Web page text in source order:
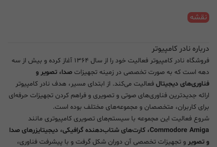
نقشه
درباره نادر کامپیوتر
فروشگاه نادر کامپیوتر فعالیت خود را از سال ۱۳۶۴ آغاز کرده و بیش از سه
دهه است که به صورت تخصصی در زمینه تجهیزات صدا، تصویر و
فناوری‌های دیجیتال فعالیت می‌کند. از ابتدای مسیر، هدف نادر کامپیوتر
ارائه جدیدترین فناوری‌های صوتی و تصویری و فراهم کردن تجهیزات حرفه‌ای
برای کاربران، متخصصان و مجموعه‌های مختلف بوده است.
شروع فعالیت این مجموعه با سیستم‌های تصویری کامپیوتری مانند
Commodore Amiga، کارت‌های شتاب‌دهنده گرافیکی، دیجیتایزرهای صدا
و تصویر و تجهیزات تخصصی آن دوران شکل گرفت و با پیشرفت فناوری،